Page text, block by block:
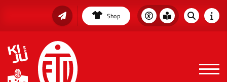
Shop